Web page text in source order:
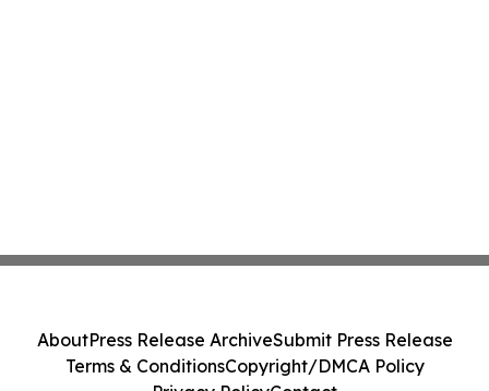
AboutPress Release ArchiveSubmit Press Release
Terms & ConditionsCopyright/DMCA Policy